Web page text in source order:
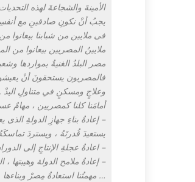
الأمينةَ والشجاعةَ لهذه
يجبُ أنْ نكونِ صادقينِ مع
فى ملايين من شبابنا بيعانوا
ملايينُ المصريين بيعانوا من
مصر البلدُ الغنيةُ بمواردها
فالمصريون يستحقونَ أنْ
وعلاجٍ ومسكنٍ في متناولِ اليدْ .
أمامَنا كلنا كمصريين ، مهامٌ
– إعادةُ بناءِ جهازِ الدولةِ
يستعيدَ قُدرتَهُ ، ويستردَ
– اعادةُ عجلةِ الإنتاجِ إلى
– إعادةُ ملامح الدولة وهيبتها ،
… مهمتُنا استعادةُ مِصرْ وبناءها